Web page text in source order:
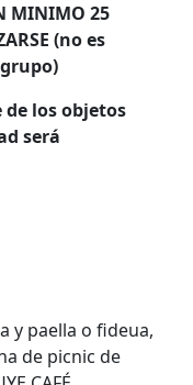
MINIMO 25
(no es
los objetos
será
y paella o fideua,
de picnic de